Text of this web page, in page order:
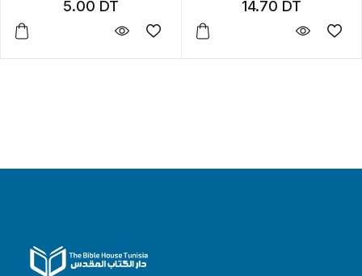
5.00 DT 14.70 DT